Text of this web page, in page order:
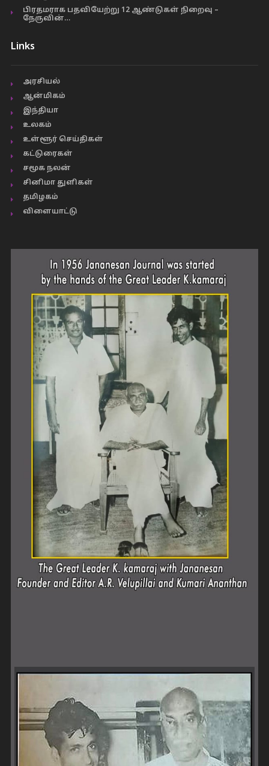
பிரதமராக பதவியேற்று 12 ஆண்டுகள் நிறைவு –
நேருவின்…
Links
அரசியல்
ஆன்மிகம்
இந்தியா
உலகம்
உள்ளூர் செய்திகள்
கட்டுரைகள்
சமூக நலன்
சினிமா துளிகள்
தமிழகம்
விளையாட்டு